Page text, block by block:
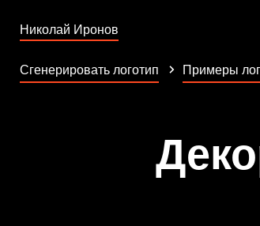
Николай Иронов
Сгенерировать логотип Примеры